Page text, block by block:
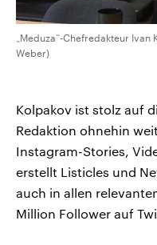
„Meduza“-Chefredakteur
Weber)
Kolpakov ist stolz auf
Redaktion ohnehin
Instagram-Stories,
erstellt Listicles und
auch in allen
Million Follower auf